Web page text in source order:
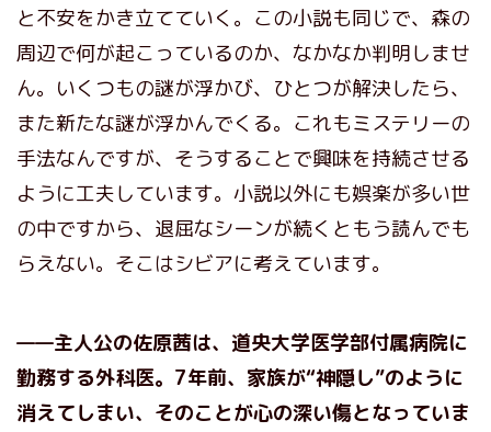
と不安をかき立てていく。この小説も同じで、森の
周辺で何が起こっているのか、なかなか判明しませ
ん。いくつもの謎が浮かび、ひとつが解決したら、
また新たな謎が浮かんでくる。これもミステリーの
手法なんですが、そうすることで興味を持続させる
ように工夫しています。小説以外にも娯楽が多い世
の中ですから、退屈なシーンが続くともう読んでも
らえない。そこはシビアに考えています。
——主人公の佐原茜は、道央大学医学部付属病院に
勤務する外科医。7年前、家族が“神隠し”のように
消えてしまい、そのことが心の深い傷となっていま